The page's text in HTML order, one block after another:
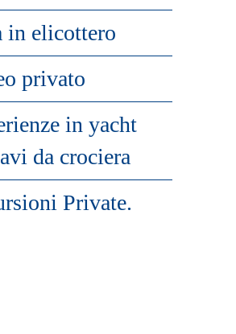
in elicottero
privato
in yacht
da crociera
Private.